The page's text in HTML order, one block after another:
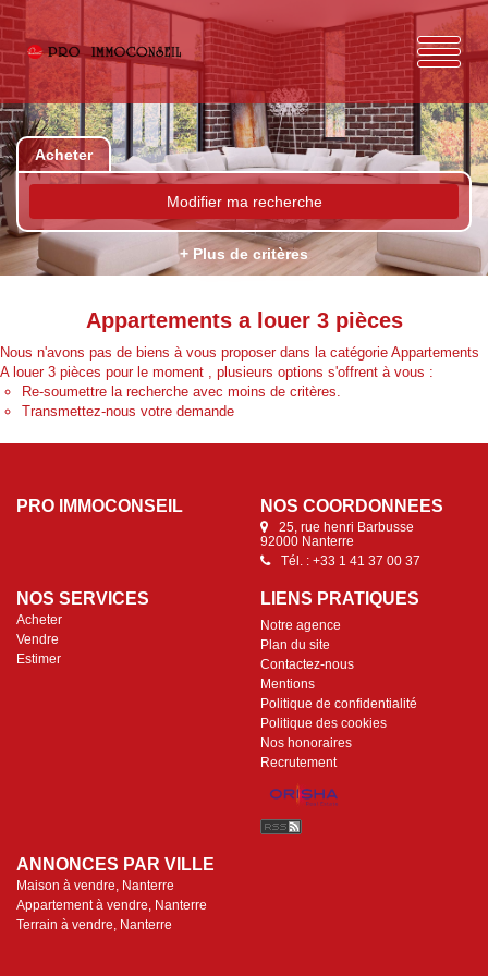
Acheter
Modifier ma recherche
+ Plus de critères
Appartements a louer 3 pièces
Nous n'avons pas de biens à vous proposer dans la catégorie Appartements
A louer 3 pièces pour le moment , plusieurs options s'offrent à vous :
Re-soumettre la recherche avec moins de critères.
Transmettez-nous votre demande
PRO IMMOCONSEIL NOS COORDONNÉES
25, rue henri Barbusse
92000 Nanterre
Tél. : +33 1 41 37 00 37
NOS SERVICES
Acheter
Vendre
Estimer
LIENS PRATIQUES
Notre agence
Plan du site
Contactez-nous
Mentions
Politique de confidentialité
Politique des cookies
Nos honoraires
Recrutement
ANNONCES PAR VILLE
Maison à vendre, Nanterre
Appartement à vendre, Nanterre
Terrain à vendre, Nanterre